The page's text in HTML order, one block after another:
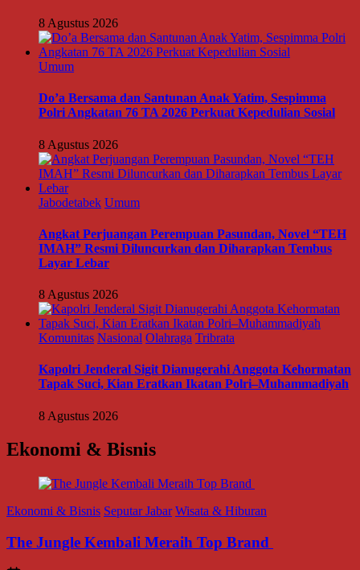
8 Agustus 2026
Umum
Do’a Bersama dan Santunan Anak Yatim, Sespimma
Polri Angkatan 76 TA 2026 Perkuat Kepedulian Sosial
8 Agustus 2026
Jabodetabek Umum
Angkat Perjuangan Perempuan Pasundan, Novel “TEH
IMAH” Resmi Diluncurkan dan Diharapkan Tembus
Layar Lebar
8 Agustus 2026
Komunitas Nasional Olahraga Tribrata
Kapolri Jenderal Sigit Dianugerahi Anggota Kehormatan
Tapak Suci, Kian Eratkan Ikatan Polri–Muhammadiyah
8 Agustus 2026
Ekonomi & Bisnis
Ekonomi & Bisnis Seputar Jabar Wisata & Hiburan
The Jungle Kembali Meraih Top Brand